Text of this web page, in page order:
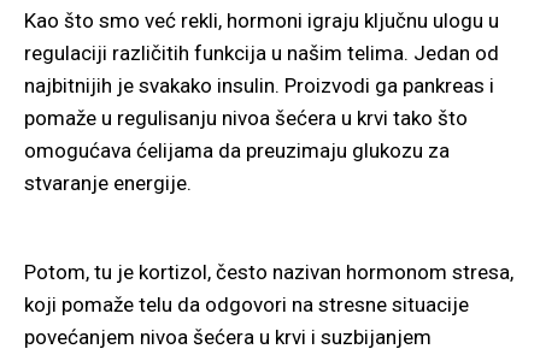
Kao što smo već rekli, hormoni igraju ključnu ulogu u
regulaciji različitih funkcija u našim telima. Jedan od
najbitnijih je svakako insulin. Proizvodi ga pankreas i
pomaže u regulisanju nivoa šećera u krvi tako što
omogućava ćelijama da preuzimaju glukozu za
stvaranje energije.
Potom, tu je kortizol, često nazivan hormonom stresa,
koji pomaže telu da odgovori na stresne situacije
povećanjem nivoa šećera u krvi i suzbijanjem